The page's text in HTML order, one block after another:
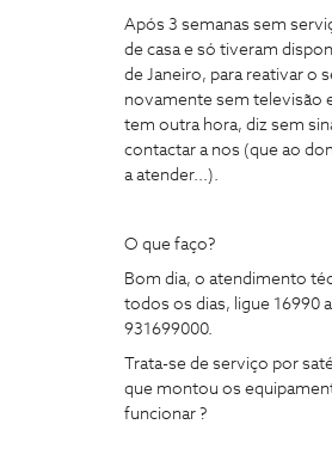
Após 3 semanas sem
de casa e só tiveram
de Janeiro, para reativar o
novamente sem televisão
tem outra hora, diz sem
contactar a nos (que ao
a atender...).
O que faço?
Bom dia, o atendimento
todos os dias, ligue 16990
931699000.
Trata-se de serviço por
que montou os
funcionar ?